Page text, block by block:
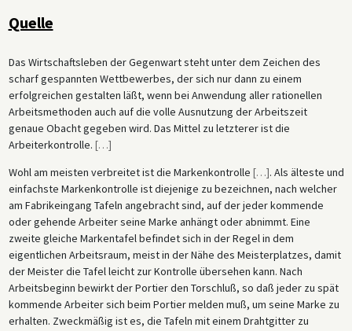
Quelle
Das Wirtschaftsleben der Gegenwart steht unter dem Zeichen des
scharf gespannten Wettbewerbes, der sich nur dann zu einem
erfolgreichen gestalten läßt, wenn bei Anwendung aller rationellen
Arbeitsmethoden auch auf die volle Ausnutzung der Arbeitszeit
genaue Obacht gegeben wird. Das Mittel zu letzterer ist die
Arbeiterkontrolle. […]
Wohl am meisten verbreitet ist die Markenkontrolle […]. Als älteste und
einfachste Markenkontrolle ist diejenige zu bezeichnen, nach welcher
am Fabrikeingang Tafeln angebracht sind, auf der jeder kommende
oder gehende Arbeiter seine Marke anhängt oder abnimmt. Eine
zweite gleiche Markentafel befindet sich in der Regel in dem
eigentlichen Arbeitsraum, meist in der Nähe des Meisterplatzes, damit
der Meister die Tafel leicht zur Kontrolle übersehen kann. Nach
Arbeitsbeginn bewirkt der Portier den Torschluß, so daß jeder zu spät
kommende Arbeiter sich beim Portier melden muß, um seine Marke zu
erhalten. Zweckmäßig ist es, die Tafeln mit einem Drahtgitter zu